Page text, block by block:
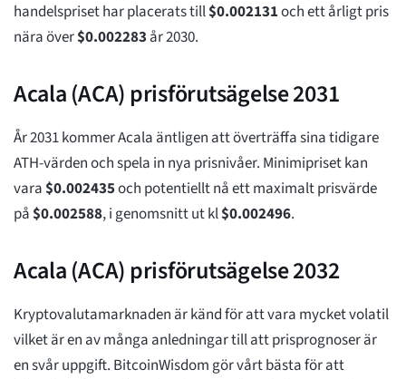
handelspriset har placerats till$0.002131och ett årligt pris
nära över$0.002283 år 2030.
Acala (ACA) prisförutsägelse 2031
År 2031 kommer Acala äntligen att överträffa sina tidigare
ATH-värden och spela in nya prisnivåer. Minimipriset kan
vara$0.002435och potentiellt nå ett maximalt prisvärde
på$0.002588, i genomsnitt ut kl$0.002496.
Acala (ACA) prisförutsägelse 2032
Kryptovalutamarknaden är känd för att vara mycket volatil
vilket är en av många anledningar till att prisprognoser är
en svår uppgift. BitcoinWisdom gör vårt bästa för att